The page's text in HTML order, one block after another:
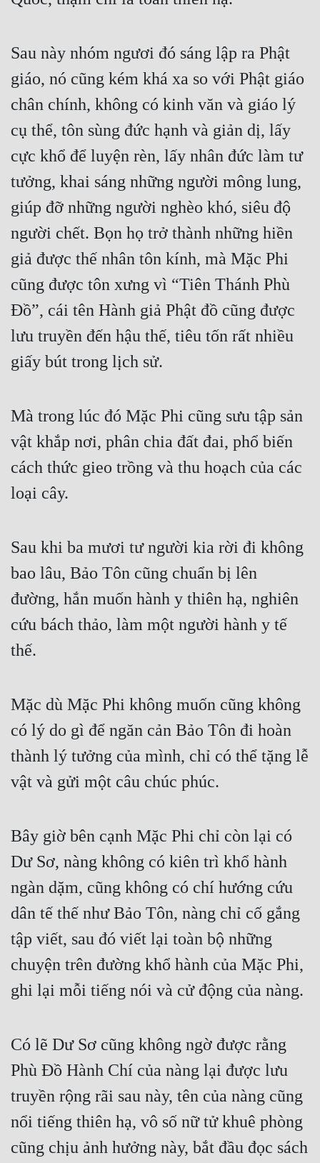
Sau này nhóm ngươi đó sáng lập ra Phật
giáo, nó cũng kém khá xa so với Phật giáo
chân chính, không có kinh văn và giáo lý
cụ thể, tôn sùng đức hạnh và giản dị, lấy
cực khổ để luyện rèn, lấy nhân đức làm tư
tưởng, khai sáng những người mông lung,
giúp đỡ những người nghèo khó, siêu độ
người chết. Bọn họ trở thành những hiền
giả được thế nhân tôn kính, mà Mặc Phi
cũng được tôn xưng vì “Tiên Thánh Phù
Đồ”, cái tên Hành giả Phật đồ cũng được
lưu truyền đến hậu thế, tiêu tốn rất nhiều
giấy bút trong lịch sử.
Mà trong lúc đó Mặc Phi cũng sưu tập sản
vật khắp nơi, phân chia đất đai, phổ biến
cách thức gieo trồng và thu hoạch của các
loại cây.
Sau khi ba mươi tư người kia rời đi không
bao lâu, Bảo Tôn cũng chuẩn bị lên
đường, hắn muốn hành y thiên hạ, nghiên
cứu bách thảo, làm một người hành y tế
thế.
Mặc dù Mặc Phi không muốn cũng không
có lý do gì để ngăn cản Bảo Tôn đi hoàn
thành lý tưởng của mình, chỉ có thể tặng lễ
vật và gửi một câu chúc phúc.
Bây giờ bên cạnh Mặc Phi chỉ còn lại có
Dư Sơ, nàng không có kiên trì khổ hành
ngàn dặm, cũng không có chí hướng cứu
dân tế thế như Bảo Tôn, nàng chỉ cố gắng
tập viết, sau đó viết lại toàn bộ những
chuyện trên đường khổ hành của Mặc Phi,
ghi lại mỗi tiếng nói và cử động của nàng.
Có lẽ Dư Sơ cũng không ngờ được rằng
Phù Đồ Hành Chí của nàng lại được lưu
truyền rộng rãi sau này, tên của nàng cũng
nổi tiếng thiên hạ, vô số nữ tử khuê phòng
cũng chịu ảnh hưởng này, bắt đầu đọc sách